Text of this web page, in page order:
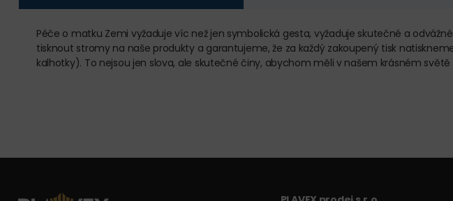
Péče o matku Zemi vyžaduje víc než jen symbolická gesta, vyžaduje skutečné a
tisknout stromy na naše produkty a garantujeme, že za každý zakoupený tisk
kalhotky). To nejsou jen slova, ale skutečné činy, abychom měli v našem krásném